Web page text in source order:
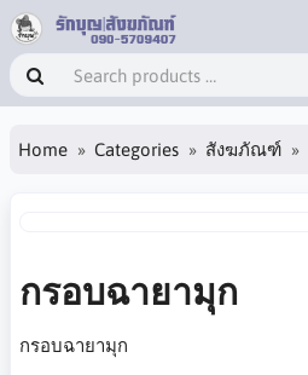
Home Categories สังฆภัณฑ์
กรอบฉายามุก
กรอบฉายามุก